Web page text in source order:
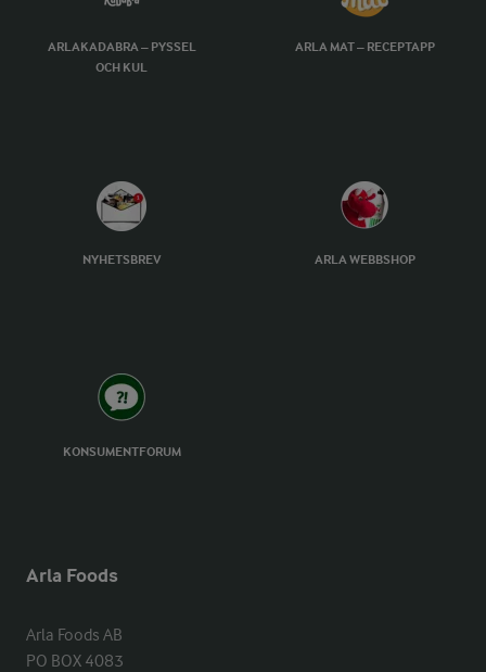
ARLAKADABRA – PYSSEL
OCH KUL
ARLA MAT – RECEPTAPP
NYHETSBREV ARLA WEBBSHOP
KONSUMENTFORUM
Arla Foods
Arla Foods AB
PO BOX 4083